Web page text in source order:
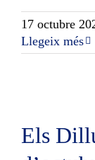
17 octubre
Llegeix més
Els